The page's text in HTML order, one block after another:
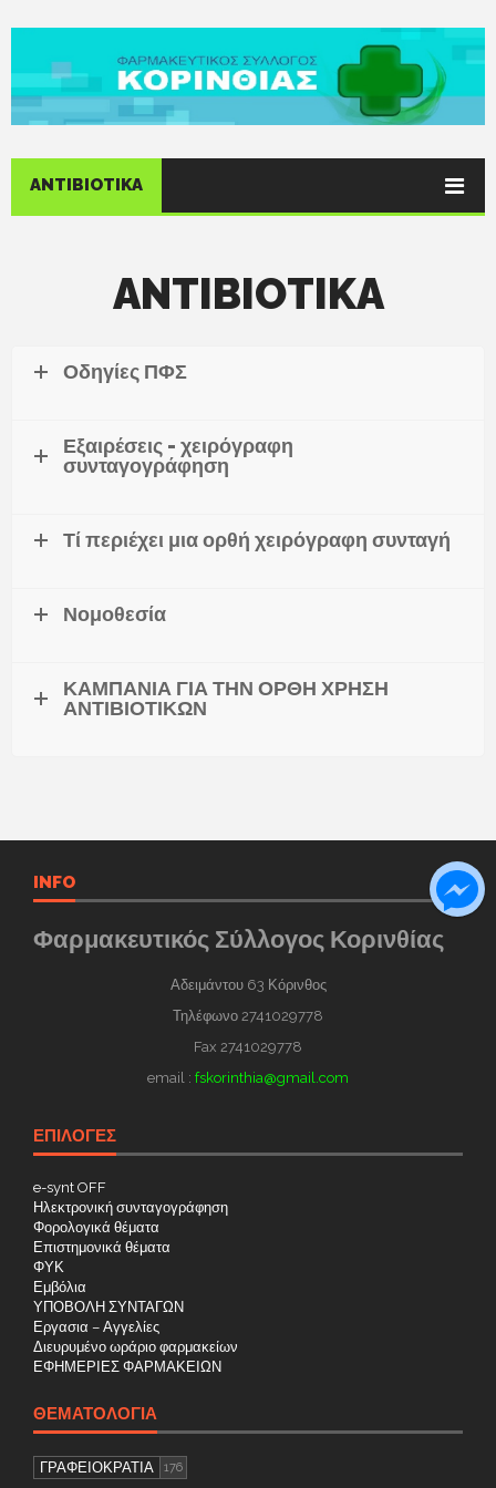
ANTIBIOTIKA
ANTIBIOTIKA
Οδηγίες ΠΦΣ
Εξαιρέσεις - χειρόγραφη
συνταγογράφηση
Τί περιέχει μια ορθή χειρόγραφη συνταγή
Νομοθεσία
ΚΑΜΠΑΝΙΑ ΓΙΑ ΤΗΝ ΟΡΘΗ ΧΡΗΣΗ
ΑΝΤΙΒΙΟΤΙΚΩΝ
INFO
Φαρμακευτικός Σύλλογος Κορινθίας
Αδειμάντου 63 Κόρινθος
Τηλέφωνο 2741029778
Fax 2741029778
email : fskorinthia@gmail.com
ΕΠΙΛΟΓΕΣ
e-synt OFF
Ηλεκτρονική συνταγογράφηση
Φορολογικά θέματα
Επιστημονικά θέματα
ΦΥΚ
Εμβόλια
ΥΠΟΒΟΛΗ ΣΥΝΤΑΓΩΝ
Εργασια – Αγγελίες
Διευρυμένο ωράριο φαρμακείων
ΕΦΗΜΕΡΙΕΣ ΦΑΡΜΑΚΕΙΩΝ
ΘΕΜΑΤΟΛΟΓΊΑ
ΓΡΑΦΕΙΟΚΡΑΤΙΑ 176